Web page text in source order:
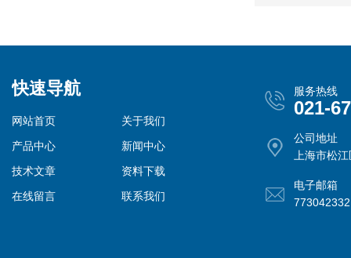
快速导航
网站首页
关于我们
产品中心
新闻中心
技术文章
资料下载
在线留言
联系我们
服务热线
021-
公司地址
上海市松
电子邮箱